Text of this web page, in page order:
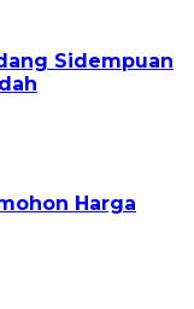
Sidempuan
Harga